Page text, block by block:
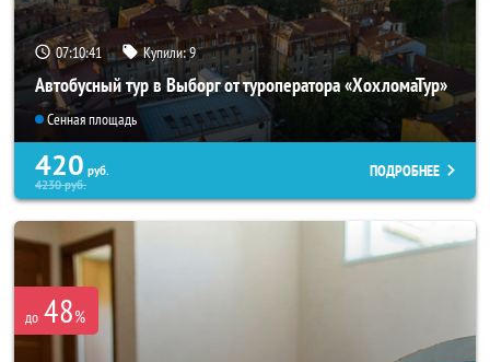
07:10:41 Купили:9
Автобусный тур в Выборг от туроператора «ХохломаТур»
Сенная площадь
420 руб.
4230руб.
ПОДРОБНЕЕ
до 48%